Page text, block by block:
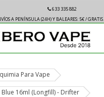
633 335 882
A PENÍNSULA (24H) Y BALEARES: 5€ /
Para Vape
16ml (Longfill) - Drifter